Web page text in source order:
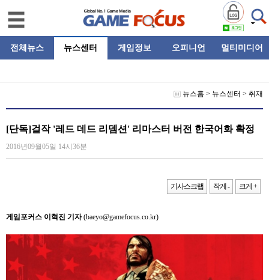
전체뉴스 뉴스센터 게임정보 오피니언 멀티미디어
뉴스홈 > 뉴스센터 > 취재
[단독]걸작 '레드 데드 리뎀션' 리마스터 버전 한국어화 확정
2016년09월05일 14시36분
기사스크랩 작게 - 크게 +
게임포커스 이혁진 기자(baeyo@gamefocus.co.kr)